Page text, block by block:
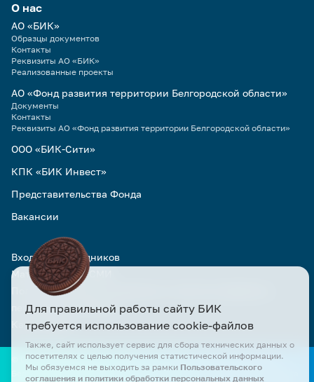
О нас
АО «БИК»
Образцы документов
Контакты
Реквизиты АО «БИК»
Реализованные проекты
АО «Фонд развития территории Белгородской области»
Документы
Контакты
Реквизиты АО «Фонд развития территории Белгородской области»
ООО «БИК-Сити»
КПК «БИК Инвест»
Представительства Фонда
Вакансии
Вход для сотрудников
Материалы для СМИ
Пользовательское соглашение и политика обработки
персональных данных
Карта сайта
© Официальный сайт АО «БИК» и АО «Фонд развития территории
Белгородской области». Все права защищены. Все материалы сайта
Для правильной работы сайту БИК
требуется использование cookie-файлов
Также, сайт использует сервис для сбора технических данных о
посетителях с целью получения статистической информации.
Мы обязуемся не выходить за рамки Пользовательского
соглашения и политики обработки персональных данных